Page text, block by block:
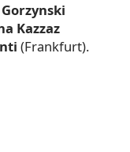
Kazzaz
(Frankfurt).